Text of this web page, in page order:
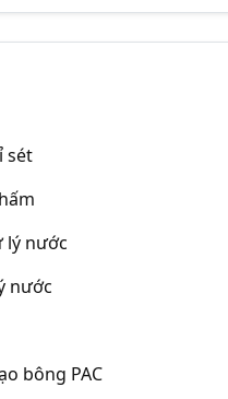
sét
lý nước
nước
bông PAC